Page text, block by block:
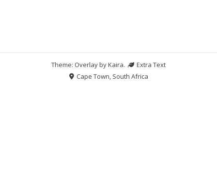
Theme: Overlay byKaira.
Extra Text
Cape Town, South Africa